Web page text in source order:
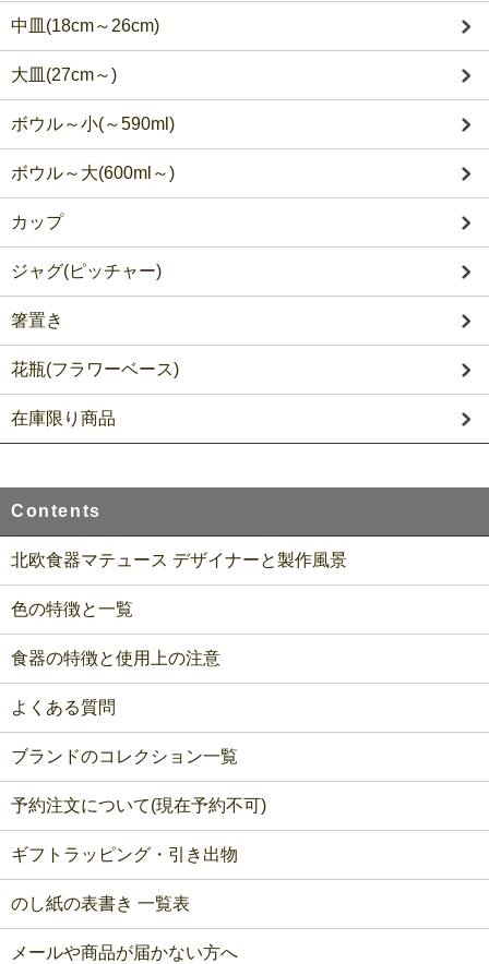
中皿(18cm～26cm)
大皿(27cm～)
ボウル～小(～590ml)
ボウル～大(600ml～)
カップ
ジャグ(ピッチャー)
箸置き
花瓶(フラワーベース)
在庫限り商品
Contents
北欧食器マテュース デザイナーと製作風景
色の特徴と一覧
食器の特徴と使用上の注意
よくある質問
ブランドのコレクション一覧
予約注文について(現在予約不可)
ギフトラッピング・引き出物
のし紙の表書き 一覧表
メールや商品が届かない方へ